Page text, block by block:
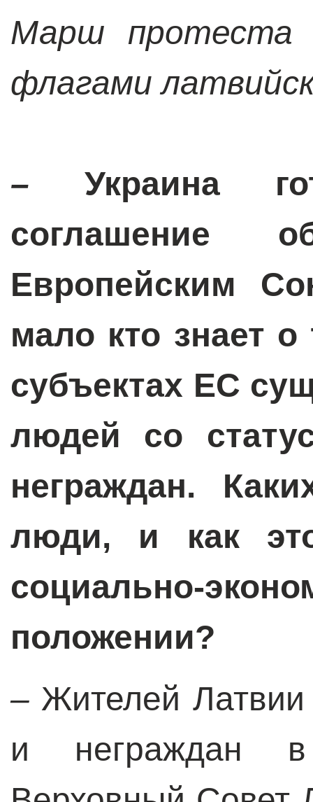
Марш протеста
флагами
– Украина
соглашение
Европейским
мало кто знает
субъектах ЕС
людей со
неграждан.
люди, и как
социально-
положении?
– Жителей
и неграждан